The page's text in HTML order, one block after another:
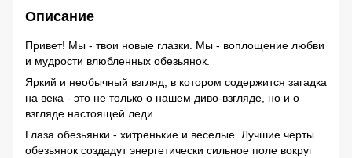
Описание
Привет! Мы - твои новые глазки. Мы - воплощение любви
и мудрости влюбленных обезьянок.
Яркий и необычный взгляд, в котором содержится загадка
на века - это не только о нашем диво-взгляде, но и о
взгляде настоящей леди.
Глаза обезьянки - хитренькие и веселые. Лучшие черты
обезьянок создадут энергетически сильное поле вокруг